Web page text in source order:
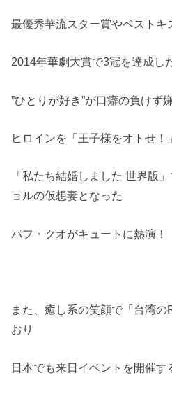
最優秀華流スター賞やベストキ
2014年華劇大賞で3冠を達成し
”ひとりが好き”が口癖の負けず
ヒロインを「王子様をオトせ！
「私たち結婚しました 世界版
ョルの仮想妻となった
パフ・クオがキュートに熱演！
また、癒し系の笑顔で「台湾
おり
日本でも来日イベントを開催す